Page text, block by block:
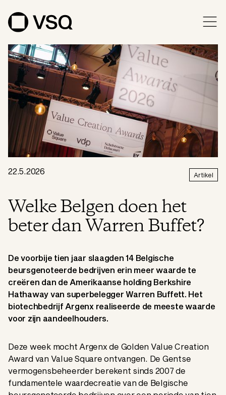
22.5.2026 Artikel
Welke Belgen doen het
beter dan Warren Buffet?
De voorbije tien jaar slaagden 14 Belgische
beursgenoteerde bedrijven erin meer waarde te
creëren dan de Amerikaanse holding Berkshire
Hathaway van superbelegger Warren Buffett. Het
biotechbedrijf Argenx realiseerde de meeste waarde
voor zijn aandeelhouders.
Deze week mocht Argenx de Golden Value Creation
Award van Value Square ontvangen. De Gentse
vermogensbeheerder berekent sinds 2007 de
fundamentele waardecreatie van de Belgische